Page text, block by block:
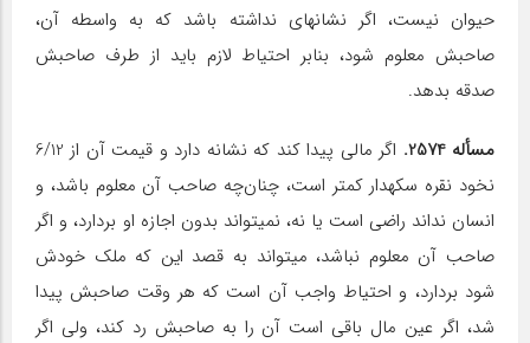
حیوان نیست، اگر نشانه‎ای نداشته باشد که به واسطه آن،
صاحبش معلوم شود، بنابر احتیاط لازم باید از طرف صاحبش
صدقه بدهد.
مسأله 2574.
اگر مالی پیدا کند که نشانه دارد و قیمت آن از 6/12
نخود نقره سکه‎دار کمتر است، چنان‌چه صاحب آن معلوم باشد، و
انسان نداند راضی است یا نه، نمی‎تواند بدون اجازه او بردارد، و اگر
صاحب آن معلوم نباشد، می‎تواند به قصد این که ملک خودش
شود بردارد، و احتیاط واجب آن است که هر وقت صاحبش پیدا
شد، اگر عین مال باقی است آن را به صاحبش رد کند، ولی اگر